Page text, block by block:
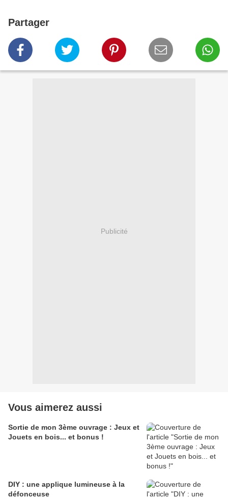
Partager
Publicité
Vous aimerez aussi
Sortie de mon 3ème ouvrage : Jeux et
Jouets en bois... et bonus !
DIY : une applique lumineuse à la
défonceuse